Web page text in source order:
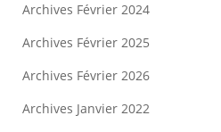
Archives Février 2024
Archives Février 2025
Archives Février 2026
Archives Janvier 2022